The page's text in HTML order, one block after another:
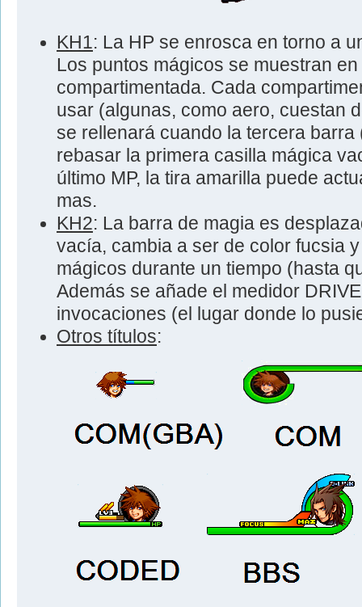
KH1: La HP se enrosca en torno a
Los puntos mágicos se muestran
compartimentada. Cada
usar (algunas, como aero, cuestan
se rellenará cuando la tercera barra
rebasar la primera casilla mágica
último MP, la tira amarilla puede
mas.
KH2: La barra de magia es
vacía, cambia a ser de color fucsia
mágicos durante un tiempo (hasta
Además se añade el medidor
invocaciones (el lugar donde lo
Otros títulos: